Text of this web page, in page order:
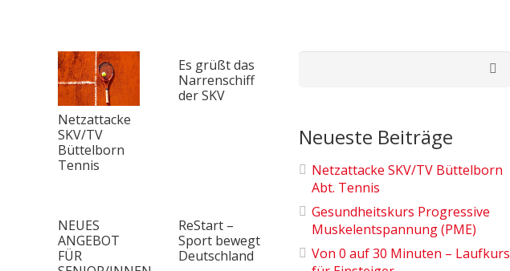
Netzattacke
SKV/TV
Büttelborn
Tennis
Es grüßt das
Narrenschiff
der SKV
NEUES
ANGEBOT
FÜR
ReStart –
Sport bewegt
Deutschland
Neueste Beiträge
Netzattacke SKV/TV Büttelborn
Abt. Tennis
Gesundheitskurs Progressive
Muskelentspannung (PME)
Von 0 auf 30 Minuten – Laufkurs